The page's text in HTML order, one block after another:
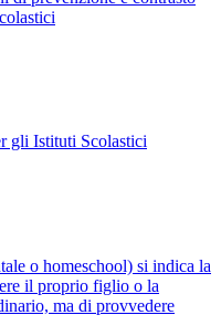
gli Istituti Scolastici
o homeschool) si indica la
il proprio figlio o la
ma di provvedere